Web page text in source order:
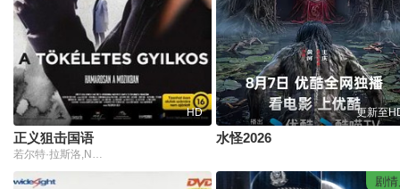
HD
正义狙击国语
更新至
水怪2026
剧